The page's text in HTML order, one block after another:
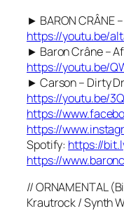
► BARON CRÂNE
https://youtu.be/
► Baron Crâne –
https://youtu.be/
► Carson – Dirty
https://youtu.be/
https://
https://
Spotify: https://
https://
// ORNAMENTAL
Krautrock / Synth